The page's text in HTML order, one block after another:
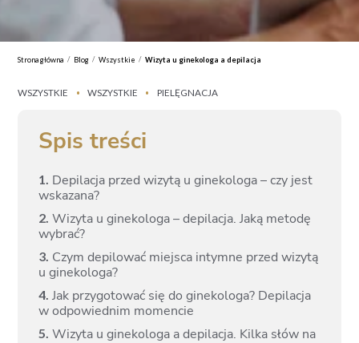
Strona główna / Blog / Wszystkie / Wizyta u ginekologa a depilacja
WSZYSTKIE • WSZYSTKIE • PIELĘGNACJA
Spis treści
1.
Depilacja przed wizytą u ginekologa – czy jest
wskazana?
2. Wizyta u ginekologa – depilacja. Jaką metodę
wybrać?
3. Czym depilować miejsca intymne przed wizytą
u ginekologa?
4. Jak przygotować się do ginekologa? Depilacja
w odpowiednim momencie
5. Wizyta u ginekologa a depilacja. Kilka słów na